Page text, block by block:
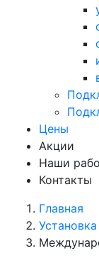
Цены
Акции
Наши
Контакты
Главная